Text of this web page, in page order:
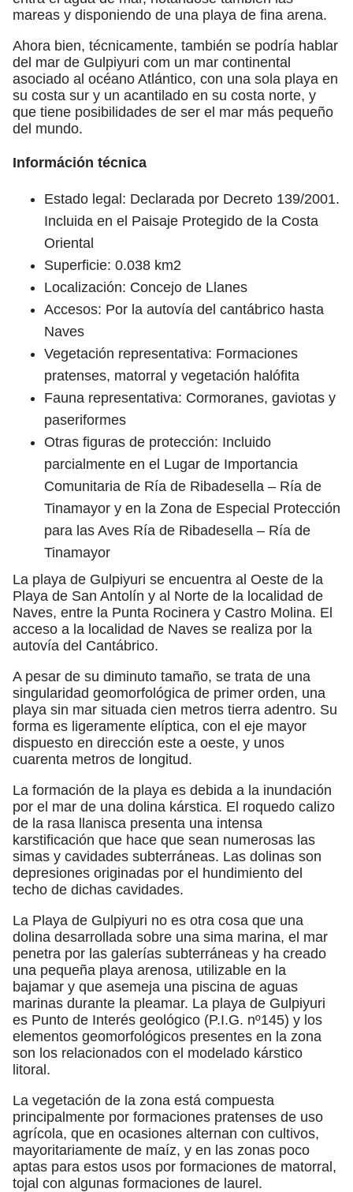
mareas y disponiendo de una playa de fina arena.
Ahora bien, técnicamente, también se podría hablar
del mar de Gulpiyuri com un mar continental
asociado al océano Atlántico, con una sola playa en
su costa sur y un acantilado en su costa norte, y
que tiene posibilidades de ser el mar más pequeño
del mundo.
Információn técnica
Estado legal: Declarada por Decreto 139/2001.
Incluida en el Paisaje Protegido de la Costa
Oriental
Superficie: 0.038 km2
Localización: Concejo de Llanes
Accesos: Por la autovía del cantábrico hasta
Naves
Vegetación representativa: Formaciones
pratenses, matorral y vegetación halófita
Fauna representativa: Cormoranes, gaviotas y
paseriformes
Otras figuras de protección: Incluido
parcialmente en el Lugar de Importancia
Comunitaria de Ría de Ribadesella – Ría de
Tinamayor y en la Zona de Especial Protección
para las Aves Ría de Ribadesella – Ría de
Tinamayor
La playa de Gulpiyuri se encuentra al Oeste de la
Playa de San Antolín y al Norte de la localidad de
Naves, entre la Punta Rocinera y Castro Molina. El
acceso a la localidad de Naves se realiza por la
autovía del Cantábrico.
A pesar de su diminuto tamaño, se trata de una
singularidad geomorfológica de primer orden, una
playa sin mar situada cien metros tierra adentro. Su
forma es ligeramente elíptica, con el eje mayor
dispuesto en dirección este a oeste, y unos
cuarenta metros de longitud.
La formación de la playa es debida a la inundación
por el mar de una dolina kárstica. El roquedo calizo
de la rasa llanisca presenta una intensa
karstificación que hace que sean numerosas las
simas y cavidades subterráneas. Las dolinas son
depresiones originadas por el hundimiento del
techo de dichas cavidades.
La Playa de Gulpiyuri no es otra cosa que una
dolina desarrollada sobre una sima marina, el mar
penetra por las galerías subterráneas y ha creado
una pequeña playa arenosa, utilizable en la
bajamar y que asemeja una piscina de aguas
marinas durante la pleamar. La playa de Gulpiyuri
es Punto de Interés geológico (P.I.G. nº145) y los
elementos geomorfológicos presentes en la zona
son los relacionados con el modelado kárstico
litoral.
La vegetación de la zona está compuesta
principalmente por formaciones pratenses de uso
agrícola, que en ocasiones alternan con cultivos,
mayoritariamente de maíz, y en las zonas poco
aptas para estos usos por formaciones de matorral,
tojal con algunas formaciones de laurel.